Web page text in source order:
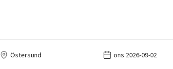
Östersund ons 2026-09-02